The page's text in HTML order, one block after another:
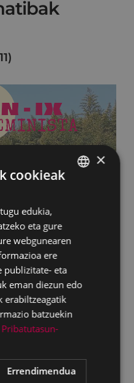
×
cookieak
edukia,
eta gure
webgunearen
ere
publizitate- eta
eman diezun edo
erabiltzeagatik
batzuekin
Pribatutasun-
Errendimendua